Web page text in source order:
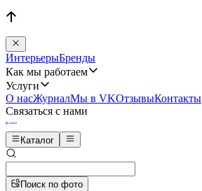
ИнтерьерыБренды
Как мы работаем
Услуги
О насЖурналМы в VKОтзывыКонтакты
Связаться с нами
Каталог
Поиск по фото